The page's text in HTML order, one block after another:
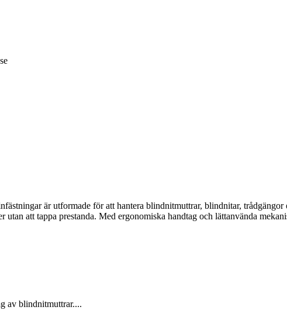
är utformade för att hantera blindnitmuttrar, blindnitar, trådgängor
att tappa prestanda. Med ergonomiska handtag och lättanvända
av blindnitmuttrar....